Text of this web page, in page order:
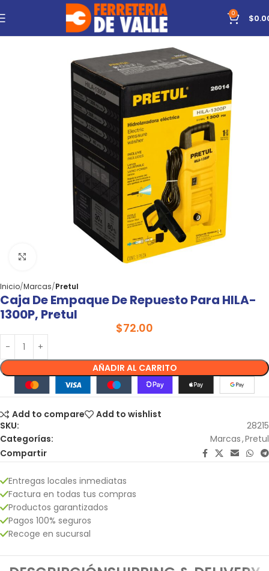
0 $
Inicio Marcas Pretul
Caja De Empaque De Repuesto Para HILA-
1300P, Pretul
$72.00
AÑADIR AL CARRITO
Add to compare
Add to wishlist
SKU:
28215
Categorías:
Marcas,Pretul
Compartir
Entregas locales inmediatas
Factura en todas tus compras
Productos garantizados
Pagos 100% seguros
Recoge en sucursal